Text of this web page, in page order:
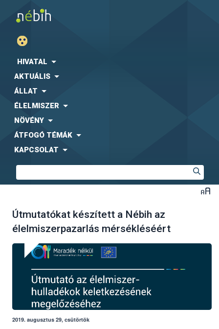
HIVATAL
AKTUÁLIS
ÁLLAT
ÉLELMISZER
NÖVÉNY
ÁTFOGÓ TÉMÁK
KAPCSOLAT
Útmutatókat készített a Nébih az
élelmiszerpazarlás mérsékléséért
2019. augusztus 29, csütörtök